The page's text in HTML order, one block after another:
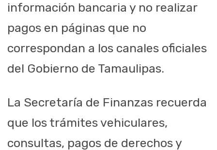
información bancaria y no realizar
pagos en páginas que no
correspondan a los canales oficiales
del Gobierno de Tamaulipas.
La Secretaría de Finanzas recuerda
que los trámites vehiculares,
consultas, pagos de derechos y